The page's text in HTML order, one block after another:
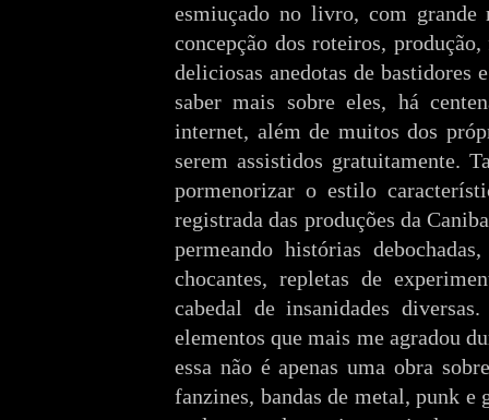
esmiuçado no livro, com grande
concepção dos roteiros,
deliciosas anedotas de bastidores
saber mais sobre eles, há
internet, além de muitos dos
serem assistidos gratuitamente.
pormenorizar o estilo
registrada das produções da
permeando histórias
chocantes, repletas de
cabedal de insanidades
elementos que mais me agradou
essa não é apenas uma obra
fanzines, bandas de metal, punk e